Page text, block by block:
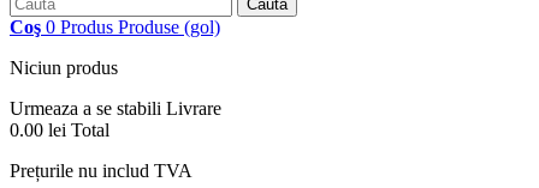
Caută
Coş 0 Produs Produse (gol)
Niciun produs
Urmeaza a se stabili Livrare
0.00 lei Total
Prețurile nu includ TVA